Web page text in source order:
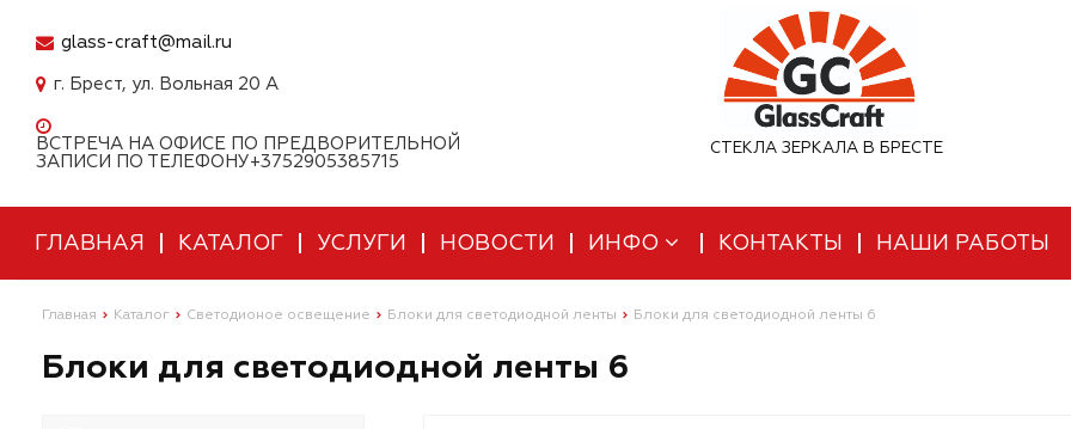
glass-craft@mail.ru
г. Брест, ул. Вольная 20 А
ВСТРЕЧА НА ОФИСЕ ПО ПРЕДВОРИТЕЛЬНОЙ
ЗАПИСИ ПО ТЕЛЕФОНУ+3752905385715
СТЕКЛА ЗЕРКАЛА В БРЕСТЕ
ГЛАВНАЯ КАТАЛОГ УСЛУГИ НОВОСТИ ИНФО КОНТАКТЫ НАШИ РАБОТЫ
Главная Каталог Светодионое освещение Блоки для светодиодной ленты Блоки для светодиодной ленты 6
Блоки для светодиодной ленты 6